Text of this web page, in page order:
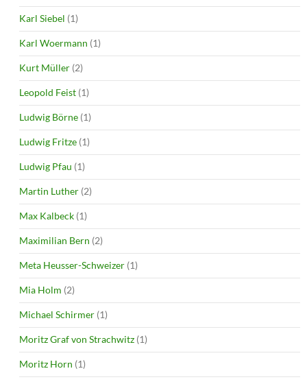
Karl Siebel (1)
Karl Woermann (1)
Kurt Müller (2)
Leopold Feist (1)
Ludwig Börne (1)
Ludwig Fritze (1)
Ludwig Pfau (1)
Martin Luther (2)
Max Kalbeck (1)
Maximilian Bern (2)
Meta Heusser-Schweizer (1)
Mia Holm (2)
Michael Schirmer (1)
Moritz Graf von Strachwitz (1)
Moritz Horn (1)